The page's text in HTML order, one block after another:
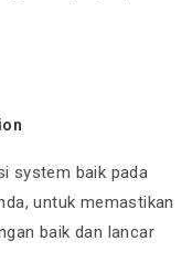
system baik pada
untuk memastikan
baik dan lancar